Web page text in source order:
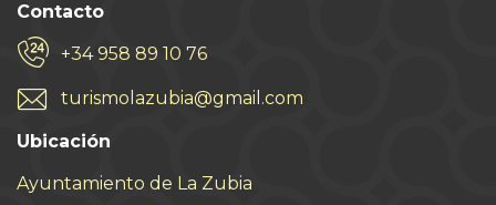
Contacto
+34 958 89 10 76
turismolazubia@gmail.com
Ubicación
Ayuntamiento de La Zubia